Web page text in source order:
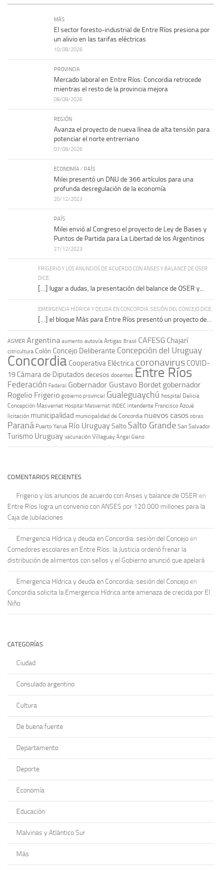
MÁS
El sector foresto-industrial de Entre Ríos presiona por
un alivio en las tarifas eléctricas
10/08/2026
PROVINCIA
Mercado laboral en Entre Ríos: Concordia retrocede
mientras el resto de la provincia mejora
08/08/2026
REGIÓN
Avanza el proyecto de nueva línea de alta tensión para
potenciar el norte entrerriano
07/08/2026
ECONOMÍA / PAÍS
Milei presentó un DNU de 366 artículos para una
profunda desregulación de la economía
20/12/2023
PAÍS
Milei envió al Congreso el proyecto de Ley de Bases y
Puntos de Partida para La Libertad de los Argentinos
27/12/2023
FRIGERIO Y LOS ANUNCIOS DE ACUERDO CON ANSES Y BALANCE DE OSER
DICE:
[…] lugar a dudas, la presentación del balance de OSER y...
EMERGENCIA HÍDRICA Y DEUDA EN CONCORDIA: SESIÓN DEL CONCEJO DICE:
[…] el bloque Más para Entre Ríos presentó un proyecto de...
AGMER Argentina aumento autovía Artigas Brasil CAFESG Chajarí
citricultura Colón Concejo Deliberante Concepción del Uruguay
Concordia Cooperativa Eléctrica coronavirus COVID-
19 Cámara de Diputadosdecesos docentes Entre Ríos
Federación Federal Gobernador Gustavo Bordet gobernador
Rogelio Frigerio gobierno provincial Gualeguaychú hospital Delicia
Concepción Masvernat Hospital Masvernat INDEC intendente Francisco Azcué
licitación municipalidad municipalidad de Concordia nuevos casos obras
Paraná Puerto Yeruá Río UruguaySalto Salto Grande San Salvador
Turismo Uruguay vacunación Villaguay Ángel Giano
COMENTARIOS RECIENTES
Frigerio y los anuncios de acuerdo con Anses y balance de OSER en
Entre Ríos logra un convenio con ANSES por 120.000 millones para la
Caja de Jubilaciones
Emergencia Hídrica y deuda en Concordia: sesión del Concejo en
Comedores escolares en Entre Ríos: la Justicia ordenó frenar la
distribución de alimentos con sellos y el Gobierno anunció que apelará
Emergencia Hídrica y deuda en Concordia: sesión del Concejo en
Concordia solicita la Emergencia Hídrica ante amenaza de crecida por El
Niño
CATEGORÍAS
Ciudad
Consulado argentino
Cultura
De buena fuente
Departamento
Deporte
Economía
Educación
Malvinas y Atlántico Sur
Más